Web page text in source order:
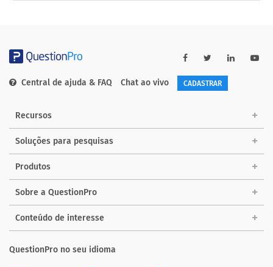
Central de ajuda & FAQ Chat ao vivo CADASTRAR
Recursos
Soluções para pesquisas
Produtos
Sobre a QuestionPro
Conteúdo de interesse
QuestionPro no seu idioma